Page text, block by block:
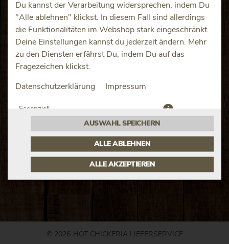
Du kannst der Verarbeitung widersprechen, indem Du
"Alle ablehnen" klickst. In diesem Fall sind allerdings
die Funktionalitäten im Webshop stark eingeschränkt.
Deine Einstellungen kannst du jederzeit ändern. Mehr
zu den Diensten erfährst Du, indem Du auf das
Fragezeichen klickst.
Datenschutzerklärung Impressum
Essenziell
AUSWAHL SPEICHERN
ALLE ABLEHNEN
ALLE AKZEPTIEREN
© 2026 HOT CHICKERIA LIEFERSERVICE